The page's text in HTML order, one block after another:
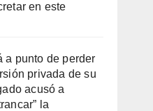
en este
a punto de perder
privada de su
acusó a
la